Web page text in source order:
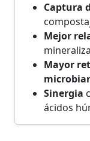
Captura
Mejor
Mayor
Sinergia
ácidos